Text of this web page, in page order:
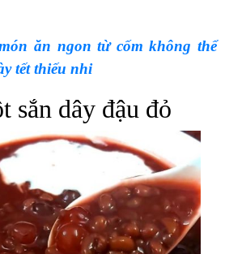
ăn ngon từ cốm không thể
tết thiếu nhi
sắn dây đậu đỏ